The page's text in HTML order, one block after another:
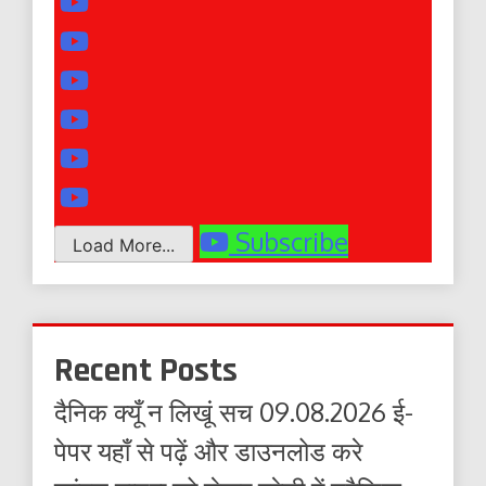
Load More... Subscribe
Recent Posts
दैनिक क्यूँ न लिखूं सच 09.08.2026 ई-
पेपर यहाँ से पढ़ें और डाउनलोड करे